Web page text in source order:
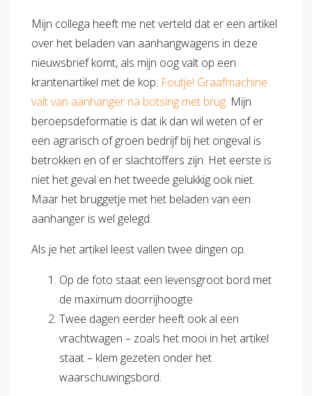
Mijn collega heeft me net verteld dat er een artikel
over het beladen van aanhangwagens in deze
nieuwsbrief komt, als mijn oog valt op een
krantenartikel met de kop: Foutje! Graafmachine
valt van aanhanger na botsing met brug. Mijn
beroepsdeformatie is dat ik dan wil weten of er
een agrarisch of groen bedrijf bij het ongeval is
betrokken en of er slachtoffers zijn. Het eerste is
niet het geval en het tweede gelukkig ook niet.
Maar het bruggetje met het beladen van een
aanhanger is wel gelegd.
Als je het artikel leest vallen twee dingen op.
Op de foto staat een levensgroot bord met
de maximum doorrijhoogte
Twee dagen eerder heeft ook al een
vrachtwagen – zoals het mooi in het artikel
staat – klem gezeten onder het
waarschuwingsbord.